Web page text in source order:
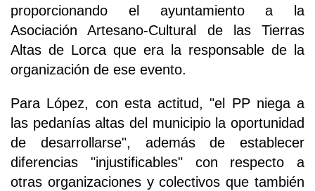
proporcionando el ayuntamiento a la
Asociación Artesano-Cultural de las Tierras
Altas de Lorca que era la responsable de la
organización de ese evento.
Para López, con esta actitud, "el PP niega a
las pedanías altas del municipio la oportunidad
de desarrollarse", además de establecer
diferencias "injustificables" con respecto a
otras organizaciones y colectivos que también